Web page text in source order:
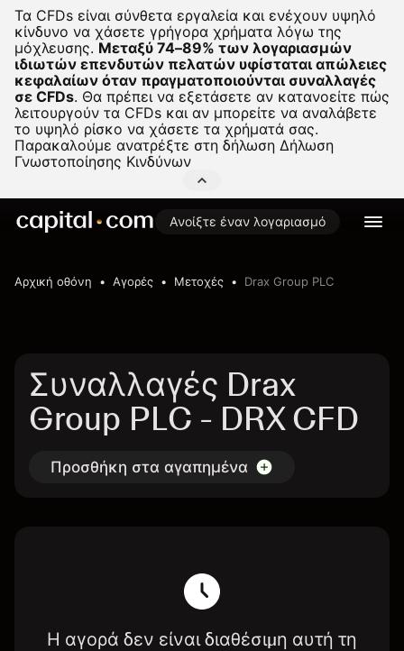
Τα CFDs είναι σύνθετα εργαλεία και ενέχουν υψηλό
κίνδυνο να χάσετε γρήγορα χρήματα λόγω της
μόχλευσης. Μεταξύ 74–89% των λογαριασμών
ιδιωτών επενδυτών πελατών υφίσταται απώλειες
κεφαλαίων όταν πραγματοποιούνται συναλλαγές
σε CFDs. Θα πρέπει να εξετάσετε αν κατανοείτε πώς
λειτουργούν τα CFDs και αν μπορείτε να αναλάβετε
το υψηλό ρίσκο να χάσετε τα χρήματά σας.
Παρακαλούμε ανατρέξτε στη δήλωση Δήλωση
Γνωστοποίησης Κινδύνων
Ανοίξτε έναν λογαριασμό
Αρχική οθόνη Αγορές Μετοχές Drax Group PLC
Συναλλαγές Drax
Group PLC - DRX CFD
Προσθήκη στα αγαπημένα
Η αγορά δεν είναι διαθέσιμη αυτή τη